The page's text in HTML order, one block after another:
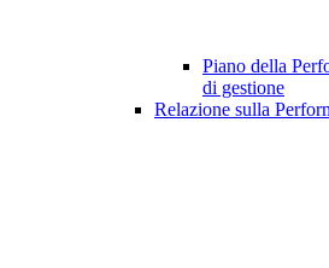
Piano della
di gestione
Relazione sulla